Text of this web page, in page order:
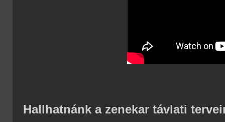
Hallhatnánk a zenekar távlati